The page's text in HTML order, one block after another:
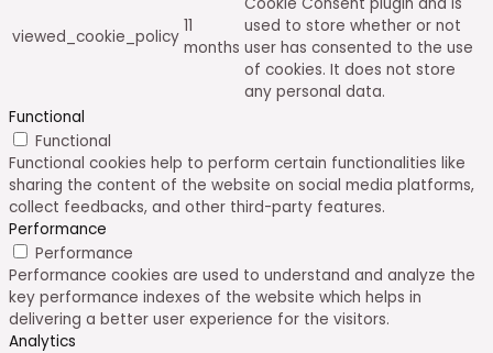
viewed_cookie_policy
11
months
used to store whether or not
user has consented to the use
of cookies. It does not store
any personal data.
Functional
Functional
Functional cookies help to perform certain functionalities like
sharing the content of the website on social media platforms,
collect feedbacks, and other third-party features.
Performance
Performance
Performance cookies are used to understand and analyze the
key performance indexes of the website which helps in
delivering a better user experience for the visitors.
Analytics